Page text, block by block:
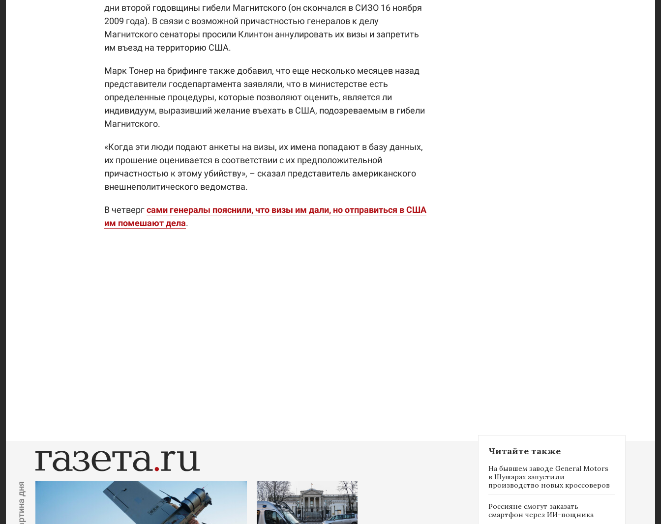
дни второй годовщины гибели Магнитского (он скончался в СИЗО 16 ноября
2009 года). В связи с возможной причастностью генералов к делу
Магнитского сенаторы просили Клинтон аннулировать их визы и запретить
им въезд на территорию США.
Марк Тонер на брифинге также добавил, что еще несколько месяцев назад
представители госдепартамента заявляли, что в министерстве есть
определенные процедуры, которые позволяют оценить, является ли
индивидуум, выразивший желание въехать в США, подозреваемым в гибели
Магнитского.
«Когда эти люди подают анкеты на визы, их имена попадают в базу данных,
их прошение оценивается в соответствии с их предположительной
причастностью к этому убийству», – сказал представитель американского
внешнеполитического ведомства.
В четвергсами генералы пояснили, что визы им дали, но отправиться в США
им помешают дела.
Картина дня
Читайте также
На бывшем заводе General Motors
в Шушарах запустили
производство новых кроссоверов
Россияне cмогут заказать
смартфон через ИИ-пощника